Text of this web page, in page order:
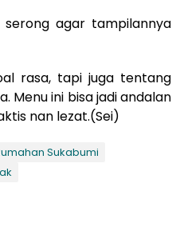
serong agar tampilannya
rasa, tapi juga tentang
Menu ini bisa jadi andalan
nan lezat.(Sei)
Sukabumi